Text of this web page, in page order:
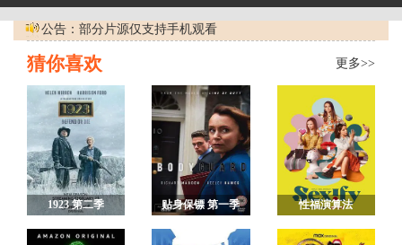
公告：部分片源仅支持手机观看
更多>>
猜你喜欢
1923 第二季 贴身保镖 第一季 性福演算法